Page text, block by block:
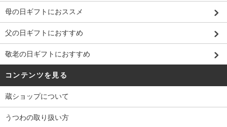
母の日ギフトにおススメ
父の日ギフトにおすすめ
敬老の日ギフトにおすすめ
コンテンツを見る
蔵ショップについて
うつわの取り扱い方